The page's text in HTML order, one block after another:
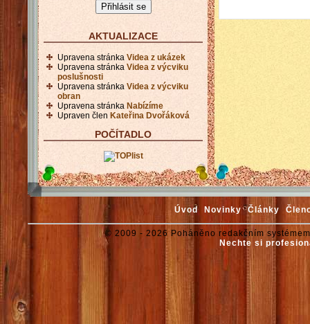
AKTUALIZACE
Upravena stránka Videa z ukázek
Upravena stránka Videa z výcviku
poslušnosti
Upravena stránka Videa z výcviku
obran
Upravena stránka Nabízíme
Upraven člen Kateřina Dvořáková
POČÍTADLO
Úvod Novinky Články
© 2009 - 2026 Poháněno redakčním
Nechte si